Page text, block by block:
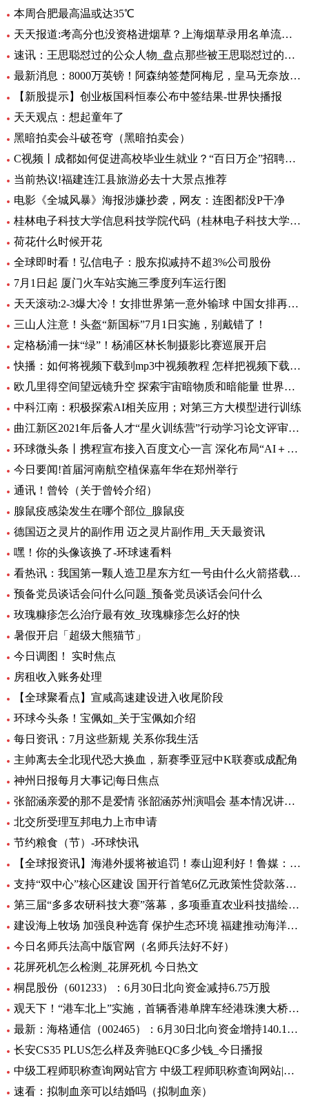
本周合肥最高温或达35℃
天天报道:考高分也没资格进烟草？上海烟草录用名单流出，印证了张雪峰的话
速讯：王思聪怼过的公众人物_盘点那些被王思聪怼过的名人
最新消息：8000万英镑！阿森纳签楚阿梅尼，皇马无奈放弃，英超4大豪门竞争
【新股提示】创业板国科恒泰公布中签结果-世界快播报
天天观点：想起童年了
黑暗拍卖会斗破苍穹（黑暗拍卖会）
C视频丨成都如何促进高校毕业生就业？“百日万企”招聘活动将提供约30万个岗位
当前热议!福建连江县旅游必去十大景点推荐
电影《全城风暴》海报涉嫌抄袭，网友：连图都没P干净
桂林电子科技大学信息科技学院代码（桂林电子科技大学信息科技学院）
荷花什么时候开花
全球即时看！弘信电子：股东拟减持不超3%公司股份
7月1日起 厦门火车站实施三季度列车运行图
天天滚动:2-3爆大冷！女排世界第一意外输球 中国女排再获好消息
三山人注意！头盔“新国标”7月1日实施，别戴错了！
定格杨浦一抹“绿”！杨浦区林长制摄影比赛巡展开启
快播：如何将视频下载到mp3中视频教程 怎样把视频下载到MP3里呢
欧几里得空间望远镜升空 探索宇宙暗物质和暗能量 世界资讯
中科江南：积极探索AI相关应用；对第三方大模型进行训练
曲江新区2021年后备人才“星火训练营”行动学习论文评审会暨结训仪式圆满举办|全球要闻
环球微头条丨携程宣布接入百度文心一言 深化布局“AI＋旅行”应用
今日要闻!首届河南航空植保嘉年华在郑州举行
通讯！曾铃（关于曾铃介绍）
腺鼠疫感染发生在哪个部位_腺鼠疫
德国迈之灵片的副作用 迈之灵片副作用_天天最资讯
嘿！你的头像该换了-环球速看料
看热讯：我国第一颗人造卫星东方红一号由什么火箭搭载_我国第一颗人造卫星
预备党员谈话会问什么问题_预备党员谈话会问什么
玫瑰糠疹怎么治疗最有效_玫瑰糠疹怎么好的快
暑假开启「超级大熊猫节」
今日调图！ 实时焦点
房租收入账务处理
【全球聚看点】宣咸高速建设进入收尾阶段
环球今头条！宝佩如_关于宝佩如介绍
每日资讯：7月这些新规 关系你我生活
主帅离去全北现代恐大换血，新赛季亚冠中K联赛或成配角
神州日报每月大事记|每日焦点
张韶涵亲爱的那不是爱情 张韶涵苏州演唱会 基本情况讲解_天天通讯
北交所受理互邦电力上市申请
节约粮食（节）-环球快讯
【全球报资讯】海港外援将被追罚！泰山迎利好！鲁媒：足协不罚他，规则也不允许
支持“双中心”核心区建设 国开行首笔6亿元政策性贷款落地-天天亮点
第三届“多多农研科技大赛”落幕，多项垂直农业科技描绘未来农业图景
建设海上牧场 加强良种选育 保护生态环境 福建推动海洋渔业高质量发展（高质量发展调研行）
今日名师兵法高中版官网（名师兵法好不好）
花屏死机怎么检测_花屏死机 今日热文
桐昆股份（601233）：6月30日北向资金减持6.75万股
观天下！“港车北上”实施，首辆香港单牌车经港珠澳大桥入粤
最新：海格通信（002465）：6月30日北向资金增持140.12万股
长安CS35 PLUS怎么样及奔驰EQC多少钱_今日播报
中级工程师职称查询网站官方 中级工程师职称查询网站|世界今日讯
速看：拟制血亲可以结婚吗（拟制血亲）